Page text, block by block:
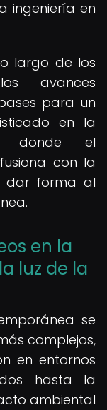
ingeniería en
largo de los
avances
para un
en la
donde el
con la
dar forma al
en la
luz de la
se
complejos,
en entornos
hasta la
ambiental